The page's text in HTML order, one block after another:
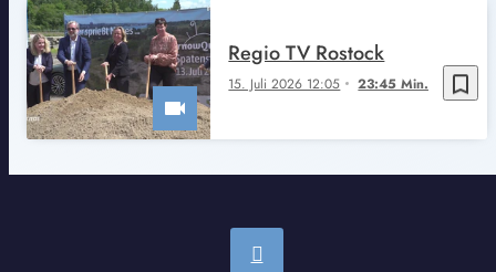
bookmark_border
15. Juli 2026 12:05 23:45 Min.
Regio TV Rostock